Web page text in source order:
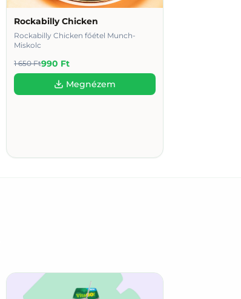
Rockabilly Chicken
Rockabilly Chicken főétel Munch-
Miskolc
1 650 Ft990 Ft
Megnézem